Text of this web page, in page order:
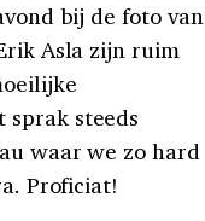
bij de foto van
Asla zijn ruim
sprak steeds
waar we zo hard
Proficiat!